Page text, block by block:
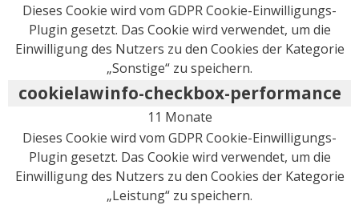
Dieses Cookie wird vom GDPR Cookie-Einwilligungs-
Plugin gesetzt. Das Cookie wird verwendet, um die
Einwilligung des Nutzers zu den Cookies der Kategorie
„Sonstige“ zu speichern.
cookielawinfo-checkbox-performance
11 Monate
Dieses Cookie wird vom GDPR Cookie-Einwilligungs-
Plugin gesetzt. Das Cookie wird verwendet, um die
Einwilligung des Nutzers zu den Cookies der Kategorie
„Leistung“ zu speichern.